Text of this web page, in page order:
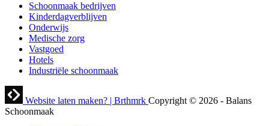
Schoonmaak bedrijven
Kinderdagverblijven
Onderwijs
Medische zorg
Vastgoed
Hotels
Industriële schoonmaak
Website laten maken? | Brthmrk Copyright © 2026 - Balans
Schoonmaak